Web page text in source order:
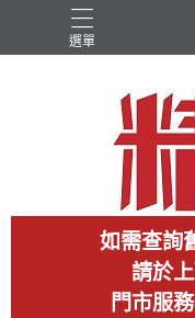
選單
如需查詢
請於
門市服